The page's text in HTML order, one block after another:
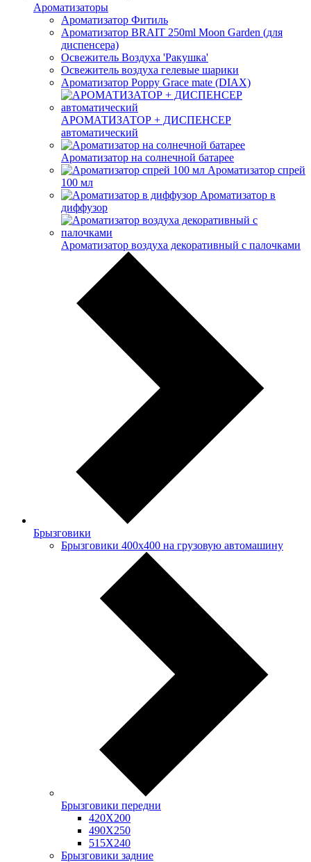
Ароматизаторы
Ароматизатор Фитиль
Ароматизатор BRAIT 250ml Moon Garden (для
диспенсера)
Освежитель Воздуха 'Ракушка'
Освежитель воздуха гелевые шарики
Ароматизатор Poppy Grace mate (DIAX)
АРОМАТИЗАТОР + ДИСПЕНСЕР
автоматический
Ароматизатор на солнечной батарее
Ароматизатор спрей
100 мл
Ароматизатор в
диффузор
Ароматизатор воздуха декоративный с палочками
Брызговики
Брызговики 400х400 на грузовую автомашину
Брызговики передни
420Х200
490Х250
515Х240
Брызговики задние